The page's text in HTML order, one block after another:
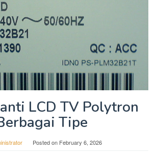
LCD TV Polytron
Tipe
Posted on February 6, 2026